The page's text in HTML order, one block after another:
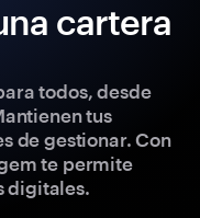
cartera
todos, desde
tus
de gestionar. Con
te permite
digitales.